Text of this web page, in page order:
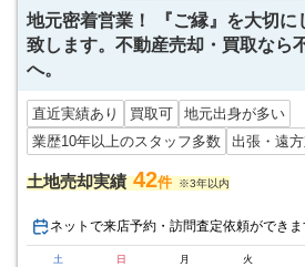
地元密着営業！ 『ご縁』を大切に
致します。不動産売却・買取なら
へ。
直近実績あり 買取可
地元出身が多い
業歴10年以上のスタッフ多数
出張・遠
土地売却実績 42件 ※3年以内
ネットで来店予約・訪問査定依頼ができ
土 日 月 火